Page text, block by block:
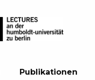
Publikationen